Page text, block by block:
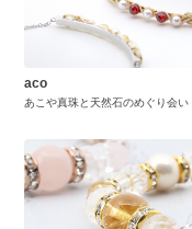
aco
あこや真珠と天然石のめぐり会い